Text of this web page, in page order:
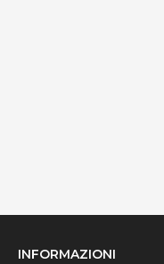
INFORMAZIONI